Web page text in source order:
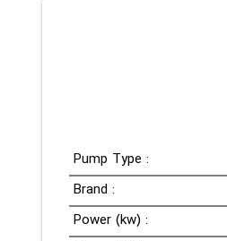
Pump Type :
Brand :
Power (kw) :